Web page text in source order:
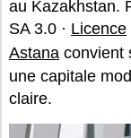
au Kazakhstan.
SA 3.0 · Licence
Astana convient
une capitale
claire.